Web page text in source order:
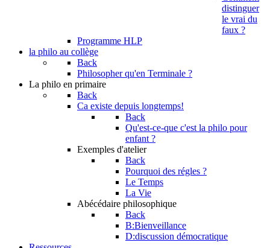
distinguer
le vrai du
faux ?
Programme HLP
la philo au collège
Back
Philosopher qu'en Terminale ?
La philo en primaire
Back
Ca existe depuis longtemps!
Back
Qu'est-ce-que c'est la philo pour
enfant ?
Exemples d'atelier
Back
Pourquoi des régles ?
Le Temps
La Vie
Abécédaire philosophique
Back
B:Bienveillance
D:discussion démocratique